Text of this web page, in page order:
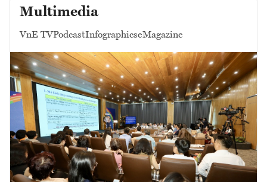
Multimedia
VnE TVPodcastInfographicseMagazine